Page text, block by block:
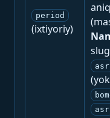
period
(ixtiyoriy)
asr
asr